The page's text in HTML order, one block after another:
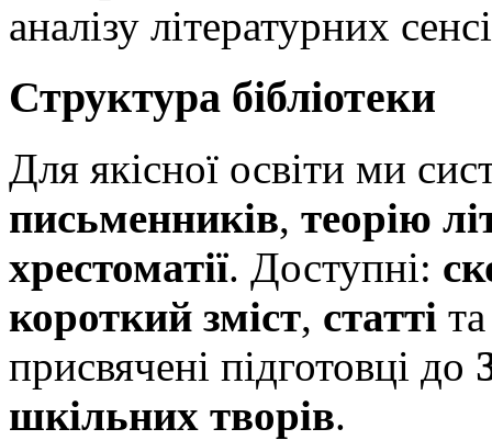
аналізу літературних
Структура бібліотеки
Для якісної освіти ми
письменників, теорію
хрестоматії. Доступні:
короткий зміст, статті
присвячені підготовці до
шкільних творів.